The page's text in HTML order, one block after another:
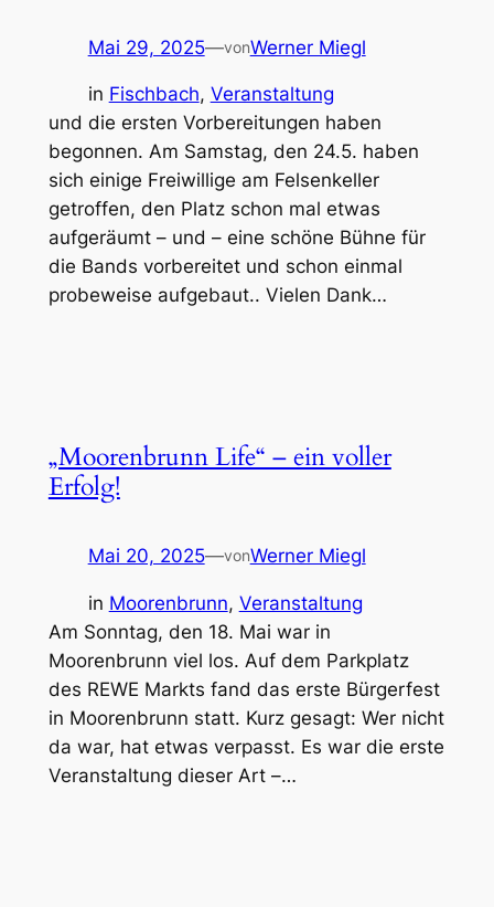
Mai 29, 2025—vonWerner Miegl
in Fischbach, Veranstaltung
und die ersten Vorbereitungen haben
begonnen. Am Samstag, den 24.5. haben
sich einige Freiwillige am Felsenkeller
getroffen, den Platz schon mal etwas
aufgeräumt – und – eine schöne Bühne für
die Bands vorbereitet und schon einmal
probeweise aufgebaut.. Vielen Dank…
„Moorenbrunn Life“ – ein voller
Erfolg!
Mai 20, 2025—vonWerner Miegl
in Moorenbrunn, Veranstaltung
Am Sonntag, den 18. Mai war in
Moorenbrunn viel los. Auf dem Parkplatz
des REWE Markts fand das erste Bürgerfest
in Moorenbrunn statt. Kurz gesagt: Wer nicht
da war, hat etwas verpasst. Es war die erste
Veranstaltung dieser Art –…